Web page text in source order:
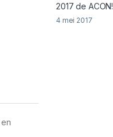
2017 de ACON!
4 mei 2017